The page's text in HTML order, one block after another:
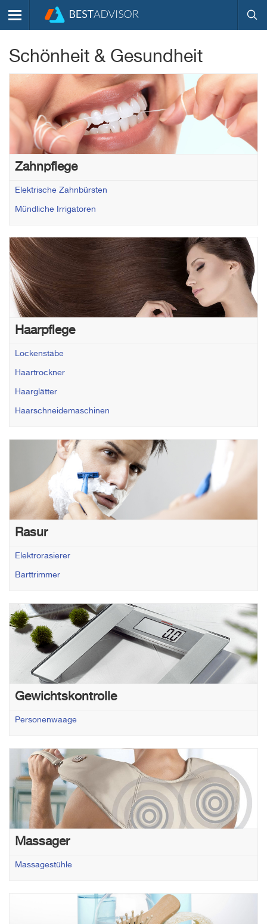
Schönheit & Gesundheit
Zahnpflege
Elektrische Zahnbürsten
Mündliche Irrigatoren
Haarpflege
Lockenstäbe
Haartrockner
Haarglätter
Haarschneidemaschinen
Rasur
Elektrorasierer
Barttrimmer
Gewichtskontrolle
Personenwaage
Massager
Massagestühle